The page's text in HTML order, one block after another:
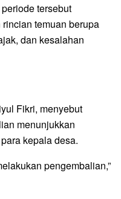
tersebut
temuan berupa
dan kesalahan
Fikri, menyebut
menunjukkan
kepala desa.
pengembalian,”